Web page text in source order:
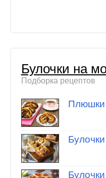
Булочки на
Подборка рецептов
Плюшки